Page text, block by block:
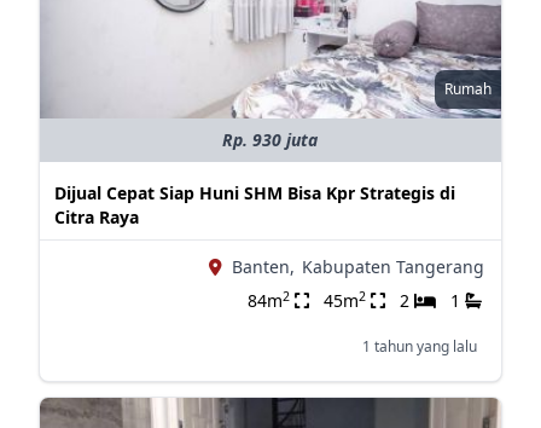
Rumah
Rp. 930 juta
Dijual Cepat Siap Huni SHM Bisa Kpr Strategis di
Citra Raya
Banten, Kabupaten Tangerang
84m2 45m2 2 1
1 tahun yang lalu